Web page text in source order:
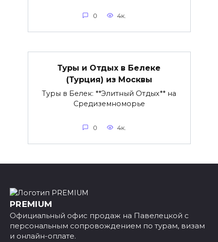
0 4к.
Туры и Отдых в Белеке
(Турция) из Москвы
Туры в Белек: **Элитный Отдых** на
Средиземноморье
0 4к.
PREMIUM
Официальный офис продаж на Павелецкой с
персональным сопровождением по турам, визам
и онлайн-оплате.